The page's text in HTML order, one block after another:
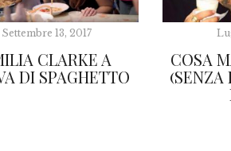
Settembre 13, 2017
CLARKE A
DI SPAGHETTO
COSA
(SENZA